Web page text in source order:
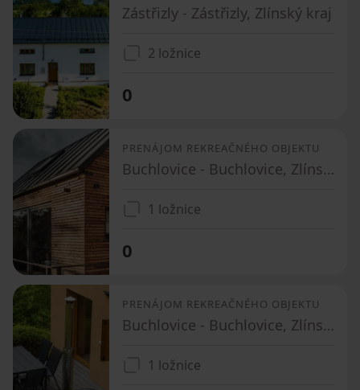
Zástřizly - Zástřizly, Zlínský kraj
2 ložnice
0
PRENÁJOM REKREAČNÉHO OBJEKTU
Buchlovice - Buchlovice, Zlínský kraj
1 ložnice
0
PRENÁJOM REKREAČNÉHO OBJEKTU
Buchlovice - Buchlovice, Zlínský kraj
1 ložnice